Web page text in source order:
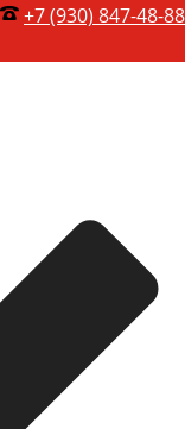
+7 (930) 847-48-88